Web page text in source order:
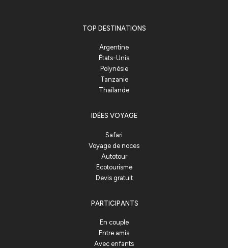
TOP DESTINATIONS
Argentine
États-Unis
Polynésie
Tanzanie
Thaïlande
IDÉES VOYAGE
Safari
Voyage de noces
Autotour
Ecotourisme
Devis gratuit
PARTICIPANTS
En couple
Entre amis
Avec enfants